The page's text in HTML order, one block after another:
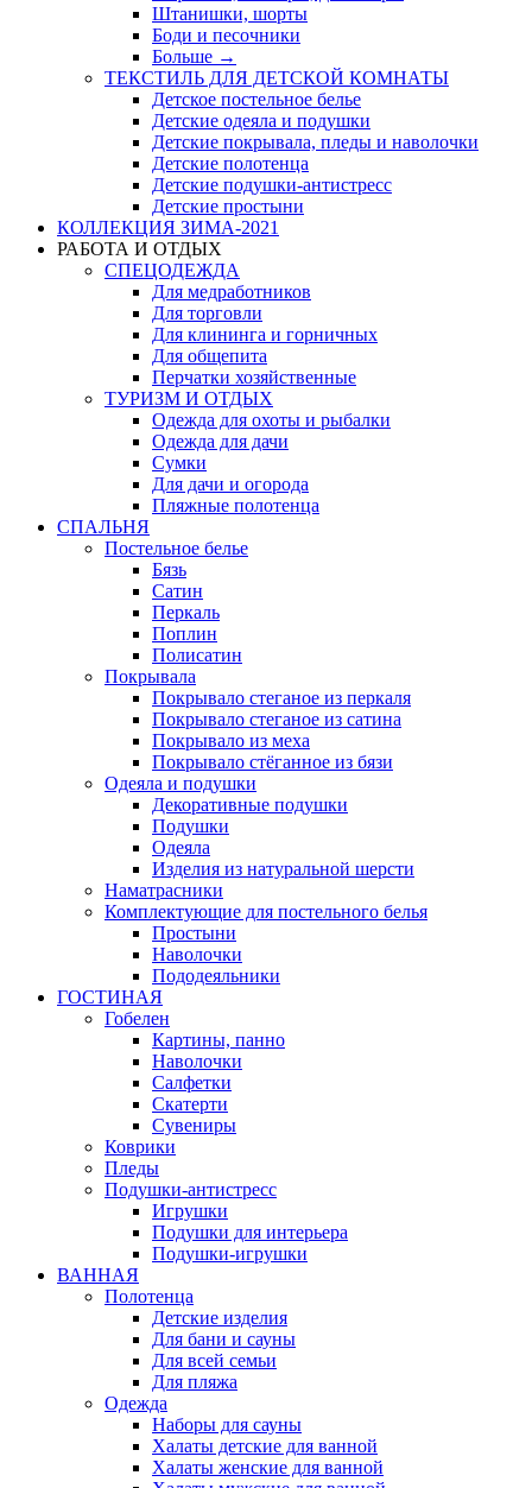
Штанишки, шорты
Боди и песочники
Больше →
ТЕКСТИЛЬ ДЛЯ ДЕТСКОЙ КОМНАТЫ
Детское постельное белье
Детские одеяла и подушки
Детские покрывала, пледы и наволочки
Детские полотенца
Детские подушки-антистресс
Детские простыни
КОЛЛЕКЦИЯ ЗИМА-2021
РАБОТА И ОТДЫХ
СПЕЦОДЕЖДА
Для медработников
Для торговли
Для клининга и горничных
Для общепита
Перчатки хозяйственные
ТУРИЗМ И ОТДЫХ
Одежда для охоты и рыбалки
Одежда для дачи
Сумки
Для дачи и огорода
Пляжные полотенца
СПАЛЬНЯ
Постельное белье
Бязь
Сатин
Перкаль
Поплин
Полисатин
Покрывала
Покрывало стеганое из перкаля
Покрывало стеганое из сатина
Покрывало из меха
Покрывало стёганное из бязи
Одеяла и подушки
Декоративные подушки
Подушки
Одеяла
Изделия из натуральной шерсти
Наматраcники
Комплектующие для постельного белья
Простыни
Наволочки
Пододеяльники
ГОСТИНАЯ
Гобелен
Картины, панно
Наволочки
Салфетки
Скатерти
Сувениры
Коврики
Пледы
Подушки-антистресс
Игрушки
Подушки для интерьера
Подушки-игрушки
ВАННАЯ
Полотенца
Детские изделия
Для бани и сауны
Для всей семьи
Для пляжа
Одежда
Наборы для сауны
Халаты детские для ванной
Халаты женские для ванной